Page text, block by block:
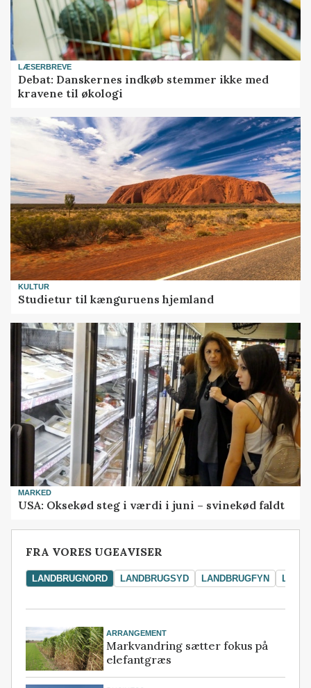
LÆSERBREVE
Debat: Danskernes indkøb stemmer ikke med
kravene til økologi
KULTUR
Studietur til kænguruens hjemland
MARKED
USA: Oksekød steg i værdi i juni – svinekød faldt
FRA VORES UGEAVISER
LANDBRUGNORD LANDBRUGSYD LANDBRUGFYN
ARRANGEMENT
Markvandring sætter fokus på
elefantgræs